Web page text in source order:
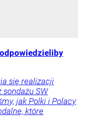
się realizacji
SW
jak Polki i Polacy
które